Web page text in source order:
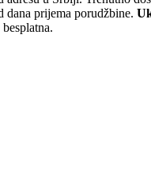
dana prijema porudžbine.